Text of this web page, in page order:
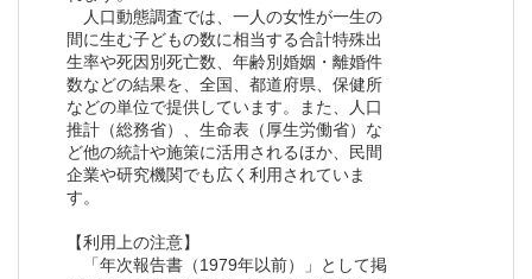
人口動態調査では、一人の女性が一生の
間に生む子どもの数に相当する合計特殊出
生率や死因別死亡数、年齢別婚姻・離婚件
数などの結果を、全国、都道府県、保健所
などの単位で提供しています。また、人口
推計（総務省）、生命表（厚生労働省）な
ど他の統計や施策に活用されるほか、民間
企業や研究機関でも広く利用されていま
す。
【利用上の注意】
「年次報告書（1979年以前）」として掲